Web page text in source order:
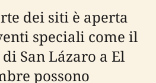
dei siti è aperta
speciali come il
San Lázaro a El
possono